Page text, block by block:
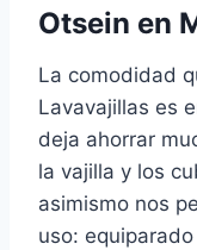
Otsein en
La comodidad
Lavavajillas es
deja ahorrar
la vajilla y los
asimismo nos
uso: